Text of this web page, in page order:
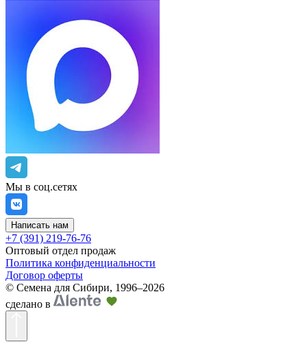
Мы в соц.сетях
Написать нам
+7 (391) 219-76-76
Оптовый отдел продаж
Политика конфиденциальности
Договор оферты
© Семена для Сибири, 1996–2026
сделано в